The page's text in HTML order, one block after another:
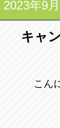
2023年9
キャ
こん